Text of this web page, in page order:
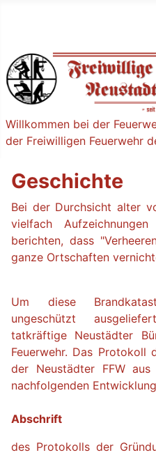
Willkommen bei der
der Freiwilligen Feuerwehr
Geschichte
Bei der Durchsicht alter
vielfach
berichten, dass
ganze Ortschaften
Um diese
ungeschützt
tatkräftige Neustädter
Feuerwehr. Das Protokoll
der Neustädter FFW
nachfolgenden
Abschrift
des Protokolls der